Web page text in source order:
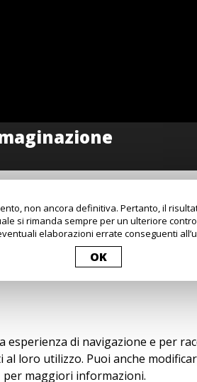
non ancora definitiva. Pertanto, il
si rimanda sempre per un ulteriore
elaborazioni errate conseguenti
OK
di navigazione e per
loro utilizzo. Puoi anche
per maggiori informazioni.